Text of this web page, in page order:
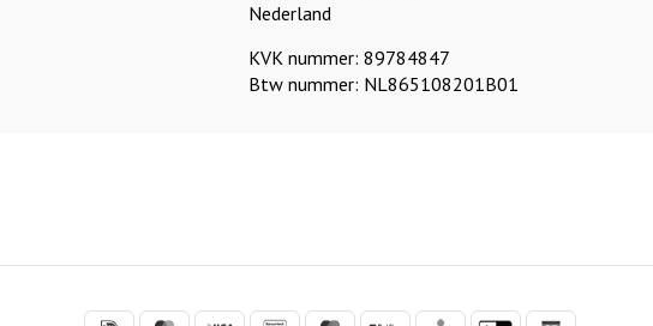
Nederland
KVK nummer: 89784847
Btw nummer: NL865108201B01